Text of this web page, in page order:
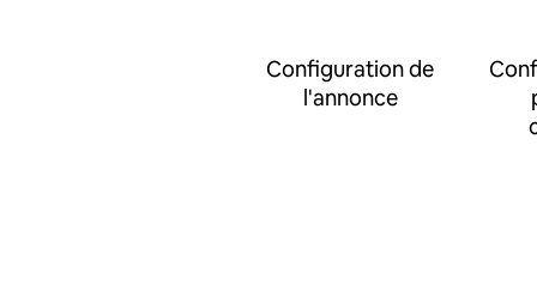
Configuration de
l'annonce